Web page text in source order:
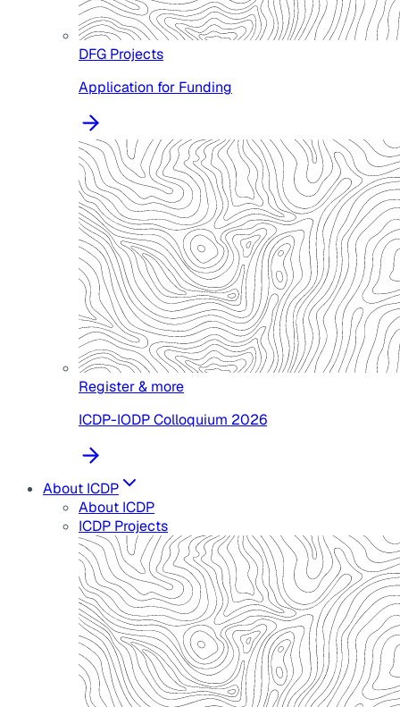
DFG Projects
Application for Funding
Register & more
ICDP-IODP Colloquium 2026
About ICDP
About ICDP
ICDP Projects